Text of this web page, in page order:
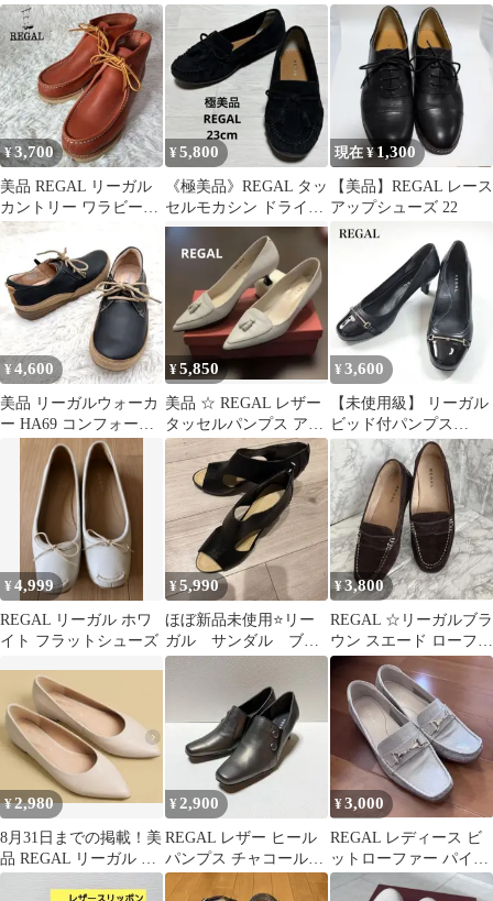
黒 レザー ウォーキング
ト 22cm
¥3,700
美品 REGAL リーガル
カントリー ワラビーブ
ーツ モカシン レザー
¥5,800
《極美品》REGAL タッ
セルモカシン ドライビ
ングシューズ ブラック
23cm
現在 ¥1,300
【美品】REGAL レース
アップシューズ 22
¥4,600
美品 リーガルウォーカ
ー HA69 コンフォート
ウォーキング サイドフ
ァスナー
¥5,850
美品 ☆ REGAL レザー
タッセルパンプス アイ
ボリー 24cm
¥ 3,600
【未使用級】 リーガル
ビッド付パンプス
22.5cm レザー エナメル
黒
¥4,999
REGAL リーガル ホワ
イト フラットシューズ
¥5,990
ほぼ新品未使用⭐️リー
ガル サンダル ブラ
ック
¥3,800
REGAL ☆リーガルブラ
ウン スエード ローファ
ー23.5ドライビングシ
ューズ
¥2,980
8月31日までの掲載！美
品 REGAL リーガル フ
ラットシューズ
¥2,900
REGAL レザー ヒール
パンプス チャコールグ
レー 23cm
¥3,000
REGAL レディース ビ
ットローファー パイソ
ン柄